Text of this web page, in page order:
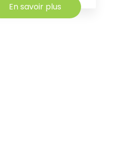
En savoir plus